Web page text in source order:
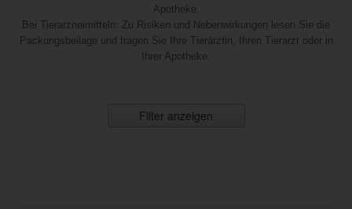
Apotheke.
Bei Tierarzneimitteln: Zu Risiken und Nebenwirkungen lesen Sie die
Packungsbeilage und fragen Sie Ihre Tierärztin, Ihren Tierarzt oder in
Ihrer Apotheke.
Filter anzeigen